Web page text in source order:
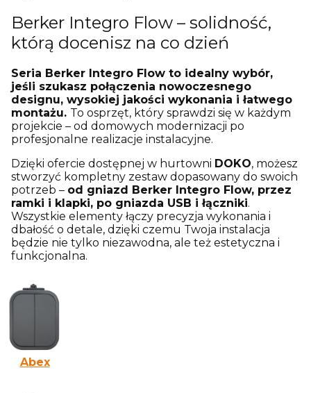
Berker Integro Flow – solidność,
którą docenisz na co dzień
Seria Berker Integro Flow to idealny wybór,
jeśli szukasz połączenia nowoczesnego
designu, wysokiej jakości wykonania i łatwego
montażu. To osprzęt, który sprawdzi się w każdym
projekcie – od domowych modernizacji po
profesjonalne realizacje instalacyjne.
Dzięki ofercie dostępnej w hurtowni DOKO, możesz
stworzyć kompletny zestaw dopasowany do swoich
potrzeb – od gniazd Berker Integro Flow, przez
ramki i klapki, po gniazda USB i łączniki.
Wszystkie elementy łączy precyzja wykonania i
dbałość o detale, dzięki czemu Twoja instalacja
będzie nie tylko niezawodna, ale też estetyczna i
funkcjonalna.
Abex